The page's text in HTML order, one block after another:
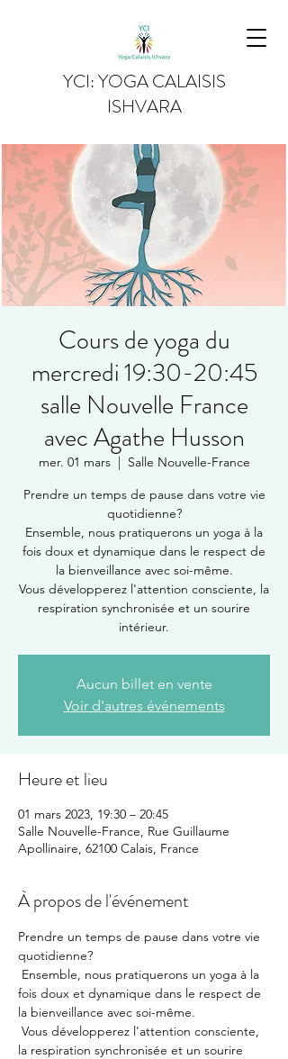
YCI: YOGA CALAISIS
ISHVARA
Cours de yoga du
mercredi 19:30-20:45
salle Nouvelle France
avec Agathe Husson
mer. 01 mars
  |
Salle Nouvelle-France
Prendre un temps de pause dans votre vie
quotidienne?
Ensemble, nous pratiquerons un yoga à la
fois doux et dynamique dans le respect de
la bienveillance avec soi-même.
Vous développerez l'attention consciente, la
respiration synchronisée et un sourire
intérieur.
Aucun billet en vente
Voir d'autres événements
Heure et lieu
01 mars 2023, 19:30 – 20:45
Salle Nouvelle-France, Rue Guillaume
Apollinaire, 62100 Calais, France
À propos de l'événement
Prendre un temps de pause dans votre vie
quotidienne?
fois doux et dynamique dans le respect de
la bienveillance avec soi-même.
la respiration synchronisée et un sourire